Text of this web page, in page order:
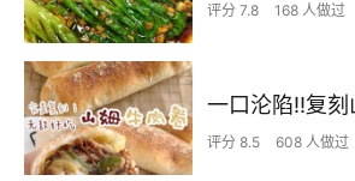
评分 7.8 168 人做过
评分 8.5 608 人做过